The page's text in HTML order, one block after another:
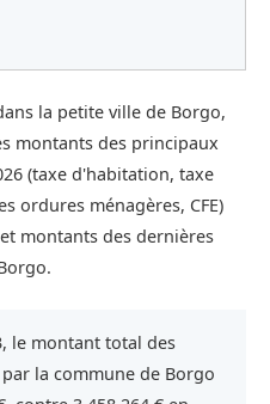
la petite ville de Borgo,
montants des principaux
(taxe d'habitation, taxe
ordures ménagères, CFE)
montants des dernières
le montant total des
la commune de Borgo